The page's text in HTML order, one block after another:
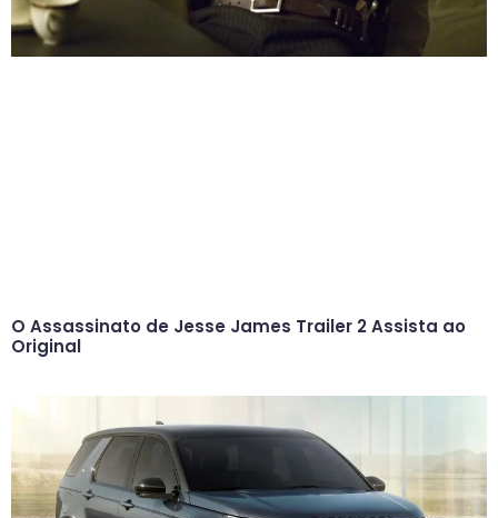
O Assassinato de Jesse James Trailer 2 Assista ao
Original